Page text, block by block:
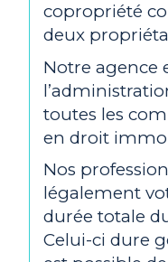
copropriété
deux
Notre agence
toutes les
en droit
Nos
légalement
durée totale
Celui-ci dure